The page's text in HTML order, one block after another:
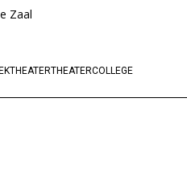
Zaal
THEATERCOLLEGE